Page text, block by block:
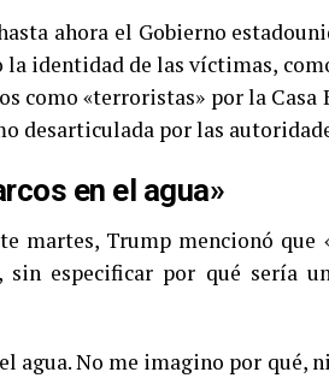
ahora el Gobierno
identidad de las víctimas,
como «terroristas» por la Casa
desarticulada por las
en el agua»
martes, Trump mencionó
sin especificar por qué sería
agua. No me imagino por qué,